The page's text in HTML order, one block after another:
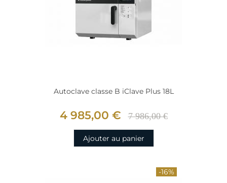
Autoclave classe B iClave Plus 18L
4 985,00 € 7 986,00 €
Ajouter au panier
-16%